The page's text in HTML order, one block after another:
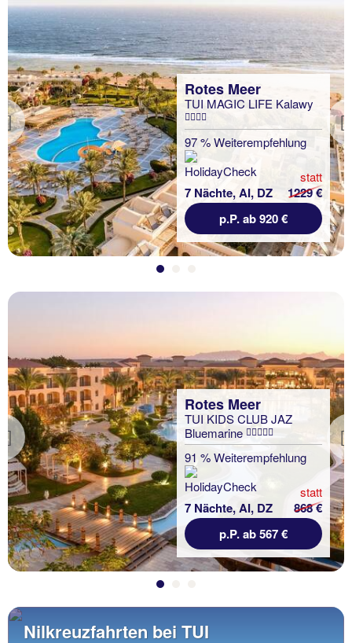
Previous
Rotes Meer
TUI MAGIC LIFE Kalawy
97 % Weiterempfehlung
7 Nächte, AI, DZ
statt
1229 €
p.P. ab 920 €
Previous
Rotes Meer
TUI KIDS CLUB JAZ
Bluemarine
91 % Weiterempfehlung
7 Nächte, AI, DZ
statt
868 €
p.P. ab 567 €
Nilkreuzfahrten bei TUI